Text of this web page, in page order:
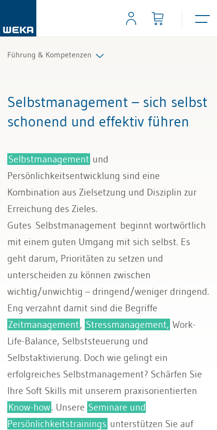
Führung & Kompetenzen
Selbstmanagement
Selbstmanagement – sich selbst
schonend und effektiv führen
Selbstmanagement und
Persönlichkeitsentwicklung sind eine
Kombination aus Zielsetzung und Disziplin zur
Erreichung des Zieles.
Gutes Selbstmanagement beginnt wortwörtlich
mit einem guten Umgang mit sich selbst. Es
geht darum, Prioritäten zu setzen und
unterscheiden zu können zwischen
wichtig/unwichtig – dringend/weniger dringend.
Eng verzahnt damit sind die Begriffe
Zeitmanagement, Stressmanagement, Work-
Life-Balance, Selbststeuerung und
Selbstaktivierung. Doch wie gelingt ein
erfolgreiches Selbstmanagement? Schärfen Sie
Ihre Soft Skills mit unserem praxisorientierten
Know-how. Unsere Seminare und
Persönlichkeitstrainings unterstützen Sie auf